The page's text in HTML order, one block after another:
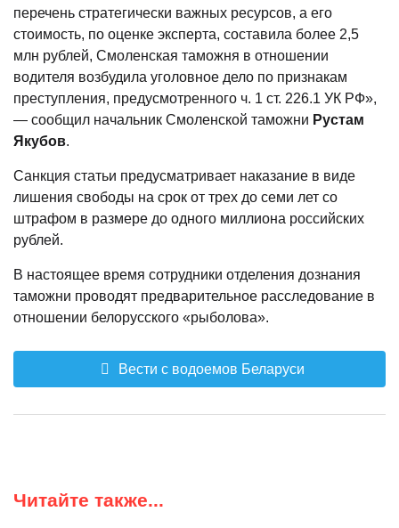
перечень стратегически важных ресурсов, а его
стоимость, по оценке эксперта, составила более 2,5
млн рублей, Смоленская таможня в отношении
водителя возбудила уголовное дело по признакам
преступления, предусмотренного ч. 1 ст. 226.1 УК РФ»,
— сообщил начальник Смоленской таможни Рустам
Якубов.
Санкция статьи предусматривает наказание в виде
лишения свободы на срок от трех до семи лет со
штрафом в размере до одного миллиона российских
рублей.
В настоящее время сотрудники отделения дознания
таможни проводят предварительное расследование в
отношении белорусского «рыболова».
Вести с водоемов Беларуси
Читайте также...